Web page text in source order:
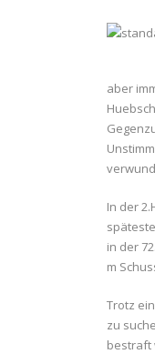
aber
In der
in der
m
Trotz
zu
bestraft